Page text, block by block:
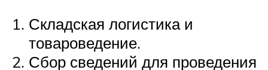
Складская логистика и
товароведение.
Сбор сведений для проведения